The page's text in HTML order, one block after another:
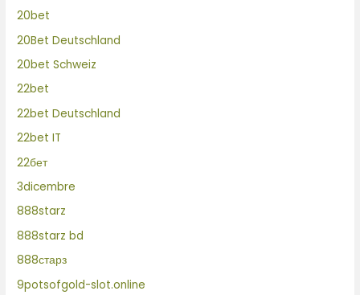
20bet
20Bet Deutschland
20bet Schweiz
22bet
22bet Deutschland
22bet IT
22бет
3dicembre
888starz
888starz bd
888старз
9potsofgold-slot.online